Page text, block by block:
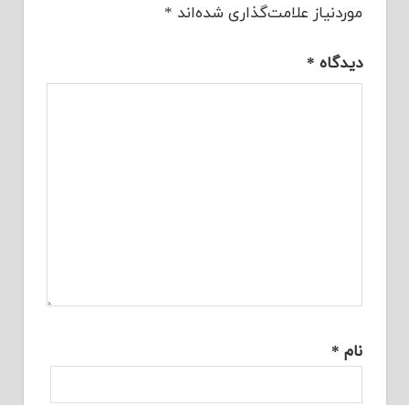
موردنیاز علامت‌گذاری شده‌اند *
دیدگاه *
نام *